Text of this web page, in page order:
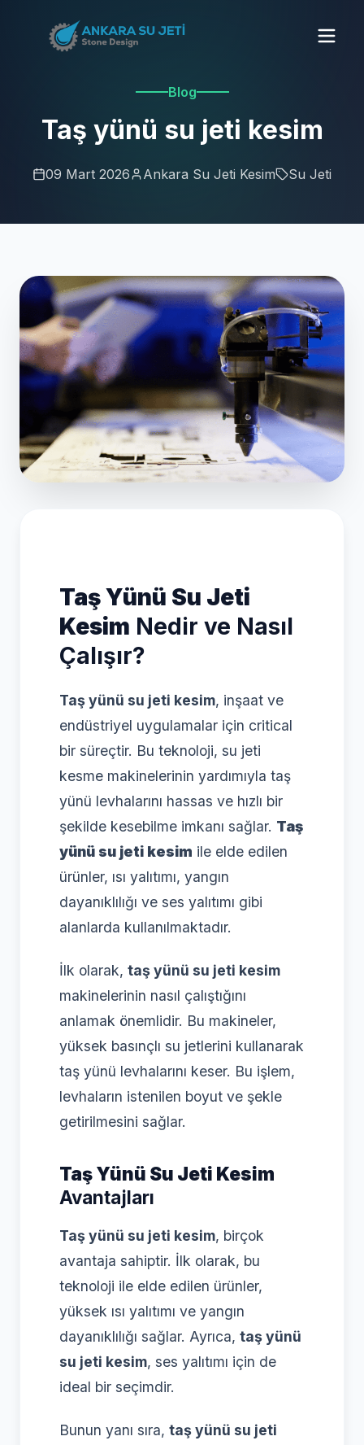
Blog
Taş yünü su jeti kesim
09 Mart 2026 Ankara Su Jeti Kesim Su Jeti
Taş Yünü Su Jeti
Kesim Nedir ve Nasıl
Çalışır?
Taş yünü su jeti kesim, inşaat ve
endüstriyel uygulamalar için critical
bir süreçtir. Bu teknoloji, su jeti
kesme makinelerinin yardımıyla taş
yünü levhalarını hassas ve hızlı bir
şekilde kesebilme imkanı sağlar. Taş
yünü su jeti kesim ile elde edilen
ürünler, ısı yalıtımı, yangın
dayanıklılığı ve ses yalıtımı gibi
alanlarda kullanılmaktadır.
İlk olarak, taş yünü su jeti kesim
makinelerinin nasıl çalıştığını
anlamak önemlidir. Bu makineler,
yüksek basınçlı su jetlerini kullanarak
taş yünü levhalarını keser. Bu işlem,
levhaların istenilen boyut ve şekle
getirilmesini sağlar.
Taş Yünü Su Jeti Kesim
Avantajları
Taş yünü su jeti kesim, birçok
avantaja sahiptir. İlk olarak, bu
teknoloji ile elde edilen ürünler,
yüksek ısı yalıtımı ve yangın
dayanıklılığı sağlar. Ayrıca, taş yünü
su jeti kesim, ses yalıtımı için de
ideal bir seçimdir.
Bunun yanı sıra, taş yünü su jeti